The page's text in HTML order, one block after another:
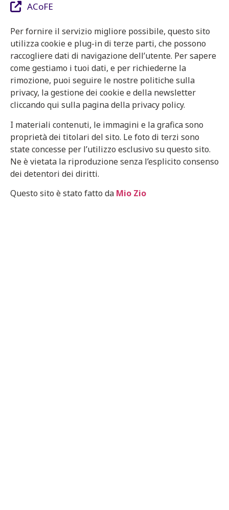
ACoFE
Per fornire il servizio migliore possibile, questo sito
utilizza cookie e plug-in di terze parti, che possono
raccogliere dati di navigazione dell’utente. Per sapere
come gestiamo i tuoi dati, e per richiederne la
rimozione, puoi seguire le nostre politiche sulla
privacy, la gestione dei cookie e della newsletter
cliccando qui sulla pagina della privacy policy.
I materiali contenuti, le immagini e la grafica sono
proprietà dei titolari del sito. Le foto di terzi sono
state concesse per l’utilizzo esclusivo su questo sito.
Ne è vietata la riproduzione senza l’esplicito consenso
dei detentori dei diritti.
Questo sito è stato fatto da Mio Zio